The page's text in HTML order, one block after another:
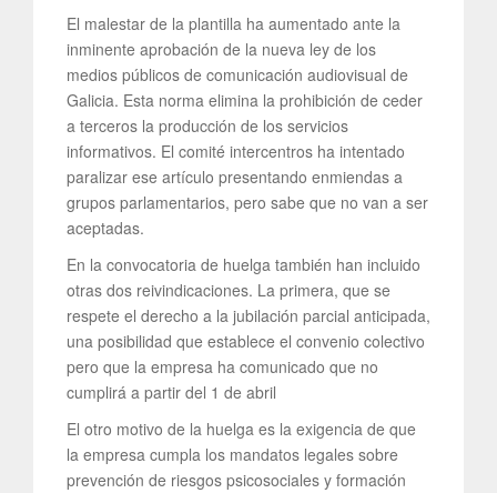
El malestar de la plantilla ha aumentado ante la
inminente aprobación de la nueva ley de los
medios públicos de comunicación audiovisual de
Galicia. Esta norma elimina la prohibición de ceder
a terceros la producción de los servicios
informativos. El comité intercentros ha intentado
paralizar ese artículo presentando enmiendas a
grupos parlamentarios, pero sabe que no van a ser
aceptadas.
En la convocatoria de huelga también han incluido
otras dos reivindicaciones. La primera, que se
respete el derecho a la jubilación parcial anticipada,
una posibilidad que establece el convenio colectivo
pero que la empresa ha comunicado que no
cumplirá a partir del 1 de abril
El otro motivo de la huelga es la exigencia de que
la empresa cumpla los mandatos legales sobre
prevención de riesgos psicosociales y formación